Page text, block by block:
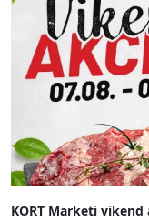
KORT Marketi vikend